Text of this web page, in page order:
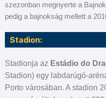
szezonban megnyerte a
pedig a bajnokság mellett a
Stadion:
Stadionja az Estádio do
Stadion) egy labdarúgó-
Porto városában. A stadion